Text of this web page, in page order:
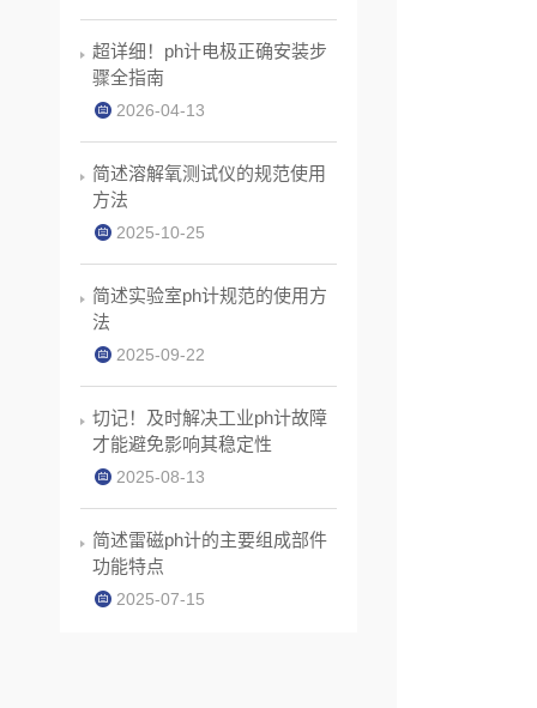
超详细！ph计电极正确安装步
骤全指南
2026-04-13
简述溶解氧测试仪的规范使用
方法
2025-10-25
简述实验室ph计规范的使用方
法
2025-09-22
切记！及时解决工业ph计故障
才能避免影响其稳定性
2025-08-13
简述雷磁ph计的主要组成部件
功能特点
2025-07-15